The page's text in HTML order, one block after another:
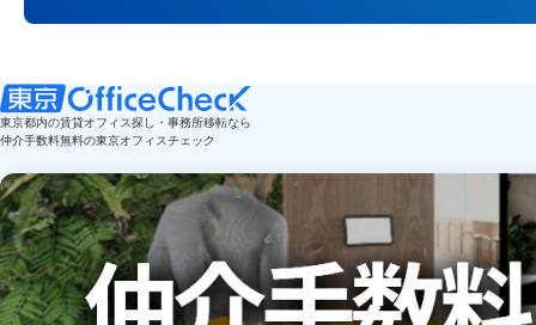
東京都内の賃貸オフィス探し・事務所移転なら
仲介手数料無料の東京オフィスチェック